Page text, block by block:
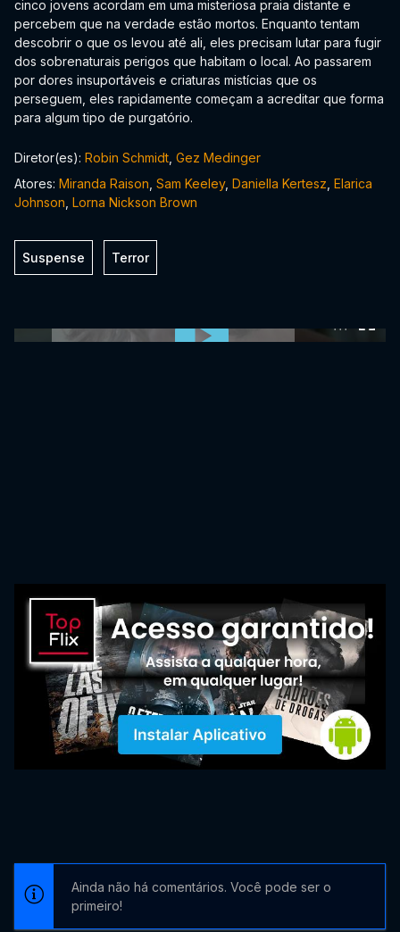
cinco jovens acordam em uma misteriosa praia distante e
percebem que na verdade estão mortos. Enquanto tentam
descobrir o que os levou até ali, eles precisam lutar para fugir
dos sobrenaturais perigos que habitam o local. Ao passarem
por dores insuportáveis e criaturas mistícias que os
perseguem, eles rapidamente começam a acreditar que forma
para algum tipo de purgatório.
Diretor(es): Robin Schmidt Gez Medinger
Atores: Miranda Raison Sam Keeley, Daniella Kertesz Elarica
Johnson Lorna Nickson Brown
Suspense Terror
Ainda não há comentários. Você pode ser o
primeiro!